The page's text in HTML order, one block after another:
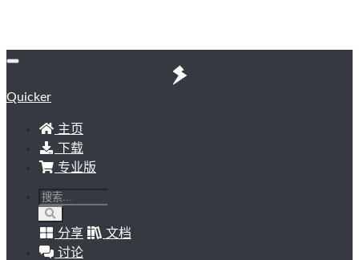
Quicker
主页
下载
专业版
分享
文档
讨论